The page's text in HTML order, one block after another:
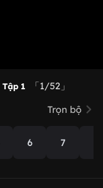
Tập 1
「1/52」
Trọn bộ
6 7